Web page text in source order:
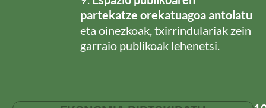
partekatze orekatuagoa antolatu
eta oinezkoak, txirrindulariak zein
garraio publikoak lehenetsi.